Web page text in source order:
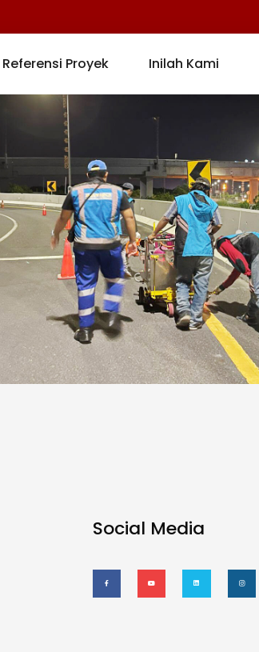
Referensi Proyek Inilah Kami
Social Media